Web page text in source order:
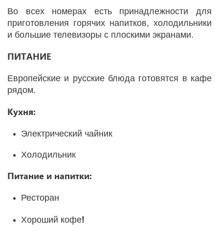
Во всех номерах есть принадлежности для
приготовления горячих напитков, холодильники
и большие телевизоры с плоскими экранами.
ПИТАНИЕ
Европейские и русские блюда готовятся в кафе
рядом.
Кухня:
Электрический чайник
Холодильник
Питание и напитки:
Ресторан
Хороший кофе!